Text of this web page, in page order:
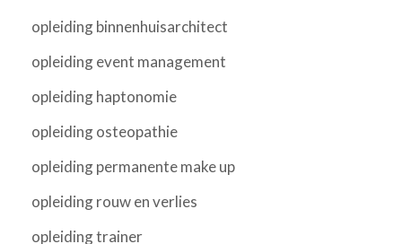
opleiding binnenhuisarchitect
opleiding event management
opleiding haptonomie
opleiding osteopathie
opleiding permanente make up
opleiding rouw en verlies
opleiding trainer